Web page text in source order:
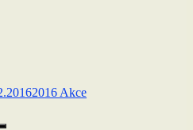
2016 Akce